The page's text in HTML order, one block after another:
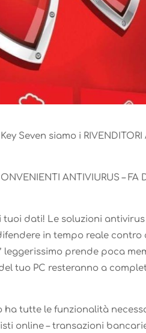
Seven siamo i
ANTIVIURUS – FA
tuoi dati! Le soluzioni
in tempo reale
prende poca
tuo PC resteranno a
ha tutte le funzionalità
online – transazioni